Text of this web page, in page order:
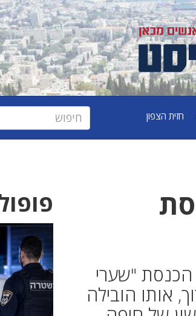
חזית הצפון
הכנסת "שערי
שיקום ארוך, אותו הובילה